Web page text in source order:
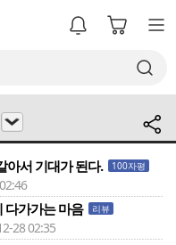
아서 기대가 된다. 100자평
다가가는 마음 리뷰
28 02:35